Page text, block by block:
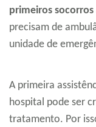
primeiros socorros
precisam de
unidade de
A primeira
hospital pode ser
tratamento. Por